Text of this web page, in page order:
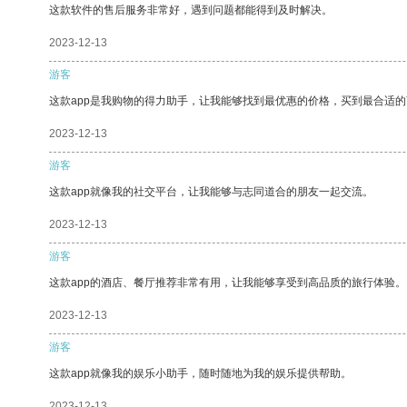
这款软件的售后服务非常好，遇到问题都能得到及时解决。
2023-12-13
游客
这款app是我购物的得力助手，让我能够找到最优惠的价格，买到最合适
2023-12-13
游客
这款app就像我的社交平台，让我能够与志同道合的朋友一起交流。
2023-12-13
游客
这款app的酒店、餐厅推荐非常有用，让我能够享受到高品质的旅行体验。
2023-12-13
游客
这款app就像我的娱乐小助手，随时随地为我的娱乐提供帮助。